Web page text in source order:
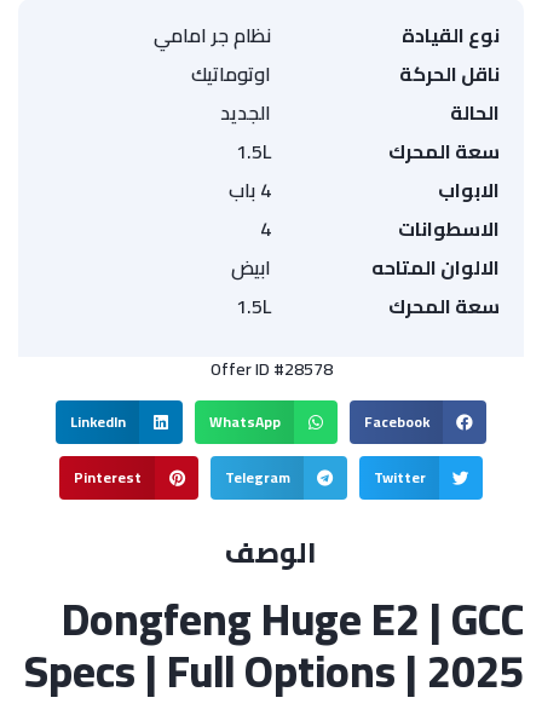
نوع القيادة
نظام جر امامي
ناقل الحركة
اوتوماتيك
الحالة
الجديد
سعة المحرك
1.5L
الابواب
4 باب
الاسطوانات
4
الالوان المتاحه
ابيض
سعة المحرك
1.5L
Offer ID #28578
Facebook
WhatsApp
LinkedIn
Twitter
Telegram
Pinterest
الوصف
Dongfeng Huge E2 | GCC
Specs | Full Options | 2025